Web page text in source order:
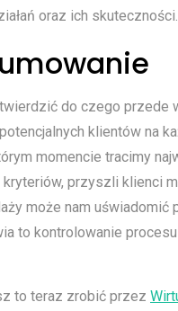
oraz ich skuteczności.
do czego
klientów na
momencie tracimy
przyszli klienci
może nam uświadomić
to kontrolowanie
to teraz zrobić przez